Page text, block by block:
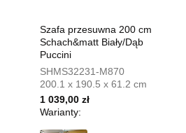
Szafa przesuwna 200 cm
Schach&matt Biały/Dąb
Puccini
SHMS32231-M870
200.1 x 190.5 x 61.2 cm
1 039,00 zł
Warianty: